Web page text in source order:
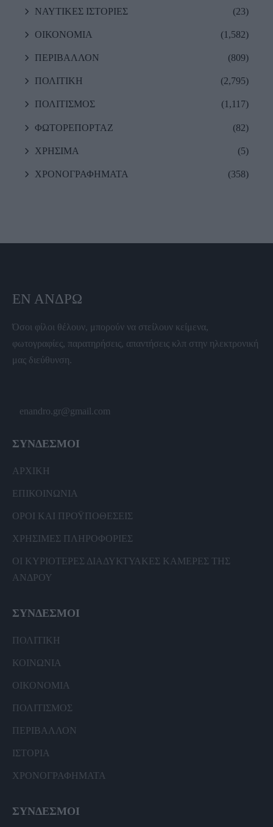
ΝΑΥΤΙΚΕΣ ΙΣΤΟΡΙΕΣ (23)
ΟΙΚΟΝΟΜΙΑ (1,582)
ΠΕΡΙΒΑΛΛΟΝ (809)
ΠΟΛΙΤΙΚΗ (2,795)
ΠΟΛΙΤΙΣΜΟΣ (1,117)
ΦΩΤΟΡΕΠΟΡΤΑΖ (82)
ΧΡΗΣΙΜΑ (5)
ΧΡΟΝΟΓΡΑΦΗΜΑΤΑ (358)
ΕΝ ΆΝΔΡΩ
Όσοι φίλοι θέλουν, μπορούν να στείλουν κείμενα,
φωτογραφίες, παρατηρήσεις, απαντήσεις κλπ στην ηλεκτρονική
μας διεύθυνση.
enandro.gr@gmail.com
ΣΥΝΔΕΣΜΟΙ
ΑΡΧΙΚΗ
ΕΠΙΚΟΙΝΩΝΙΑ
ΟΡΟΙ ΚΑΙ ΠΡΟΫΠΟΘΕΣΕΙΣ
ΧΡΗΣΙΜΕΣ ΠΛΗΡΟΦΟΡΙΕΣ
ΟΙ ΚΥΡΙΟΤΕΡΕΣ ΔΙΑΔΥΚΤΥΑΚΕΣ ΚΑΜΕΡΕΣ ΤΗΣ
ΑΝΔΡΟΥ
ΣΥΝΔΕΣΜΟΙ
ΠΟΛΙΤΙΚΗ
ΚΟΙΝΩΝΙΑ
ΟΙΚΟΝΟΜΙΑ
ΠΟΛΙΤΙΣΜΟΣ
ΠΕΡΙΒΑΛΛΟΝ
ΙΣΤΟΡΙΑ
ΧΡΟΝΟΓΡΑΦΗΜΑΤΑ
ΣΥΝΔΕΣΜΟΙ